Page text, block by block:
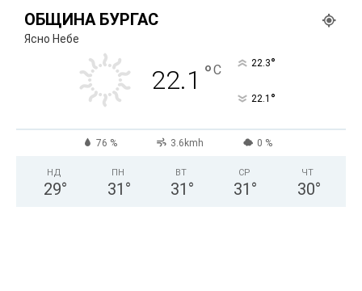
ОБЩИНА БУРГАС
Ясно Небе
22.1 °C 22.3°
22.1 °
76 % 3.6kmh 0 %
НД
29°
ПН
31 °
ВТ
31 °
СР
31 °
ЧТ
30°